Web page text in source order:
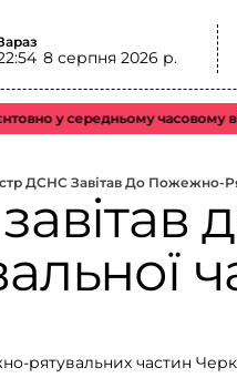
8 серпня 2026 р.
часовому вікні
ДСНС Завітав До Пожежно-
рятувальних частин